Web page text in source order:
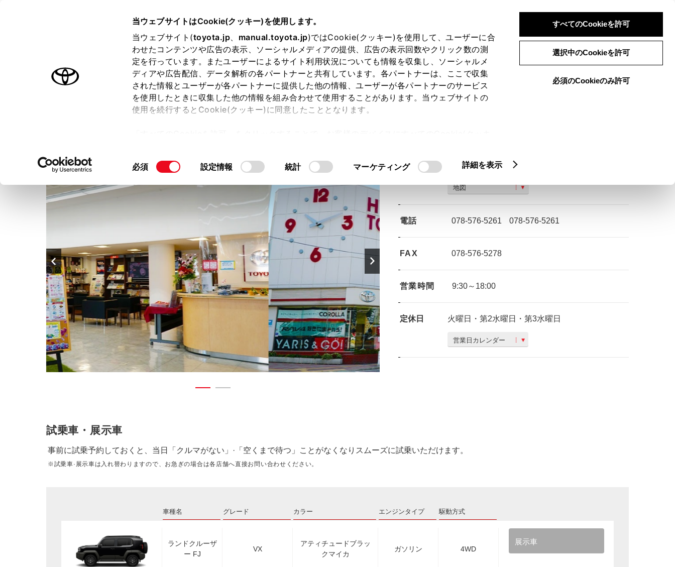
当ウェブサイトはCookie(クッキー)を使用します。
当ウェブサイト(toyota.jp、 manual.toyota.jp)ではCookie(クッキー)を使用して、ユーザーに合
わせたコンテンツや広告の表示、ソーシャルメディアの提供、広告の表示回数やクリック数の測
定を行っています。またユーザーによるサイト利用状況についても情報を収集し、ソーシャルメ
ディアや広告配信、データ解析の各パートナーと共有しています。各パートナーは、ここで収集
された情報とユーザーが各パートナーに提供した他の情報、ユーザーが各パートナーのサービス
を使用したときに収集した他の情報を組み合わせて使用することがあります。当ウェブサイトの
使用を続行するとCookie(クッキー)に同意したこととなります。
て」をご覧ください。
同
必須 設定情報 統計 マーケティング 詳細を表示
すべてのCookieを許可
選択中のCookieを許可
必須のCookieのみ許可
ログイン 検索 メニュー
オーナーサポート トピックス
店舗トップ ショップブログ ご購入相談
住所 神戸市長田区北町２丁目５
地図
電話 078-576-5261 078-576-5261
FAX 078-576-5278
営業時間 9:30～18:00
定休日 火曜日・第2水曜日・第3水曜日
営業日カレンダー
試乗車・展示車
事前に試乗予約しておくと、当日「クルマがない」·「空くまで待つ」ことがなくなりスムーズに試乗いただけます。
※試乗車·展示車は入れ替わりますので、お急ぎの場合は各店舗へ直接お問い合わせください。
車種名 グレード カラー エンジンタイプ 駆動方式
ランドクルーザ
ー FJ
VX
アティチュードブラッ
クマイカ
ガソリン 4WD
展示車